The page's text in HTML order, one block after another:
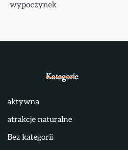
wypoczynek
Kategorie
aktywna
atrakcje naturalne
Bez kategorii